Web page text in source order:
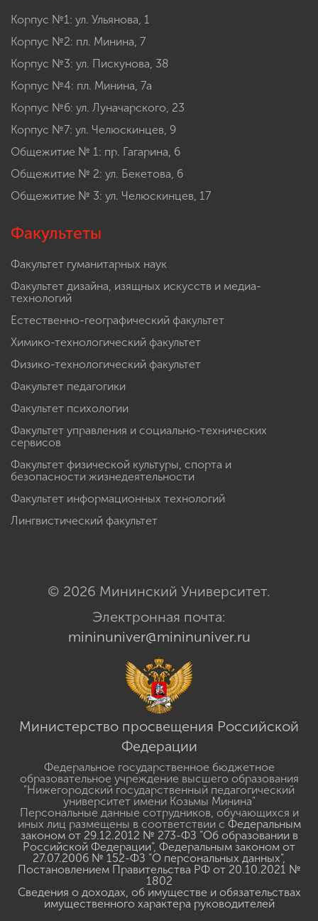
Корпус №1: ул. Ульянова, 1
Корпус №2: пл. Минина, 7
Корпус №3: ул. Пискунова, 38
Корпус №4: пл. Минина, 7а
Корпус №6: ул. Луначарского, 23
Корпус №7: ул. Челюскинцев, 9
Общежитие № 1: пр. Гагарина, 6
Общежитие № 2: ул. Бекетова, 6
Общежитие № 3: ул. Челюскинцев, 17
Факультеты
Факультет гуманитарных наук
Факультет дизайна, изящных искусств и медиа-
технологий
Естественно-географический факультет
Химико-технологический факультет
Физико-технологический факультет
Факультет педагогики
Факультет психологии
Факультет управления и социально-технических
сервисов
Факультет физической культуры, спорта и
безопасности жизнедеятельности
Факультет информационных технологий
Лингвистический факультет
© 2026 Мининский Университет.
Электронная почта:
mininuniver@mininuniver.ru
Министерство просвещения Российской
Федерации
Федеральное государственное бюджетное
образовательное учреждение высшего образования
"Нижегородский государственный педагогический
университет имени Козьмы Минина"
Персональные данные сотрудников, обучающихся и
иных лиц размещены в соответствии с Федеральным
законом от 29.12.2012 № 273-ФЗ "Об образовании в
Российской Федерации", Федеральным законом от
27.07.2006 № 152-ФЗ "О персональных данных",
Постановлением Правительства РФ от 20.10.2021 №
1802
Сведения о доходах, об имуществе и обязательствах
имущественного характера руководителей